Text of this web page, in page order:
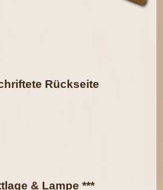
Rückseite
& Lampe ***